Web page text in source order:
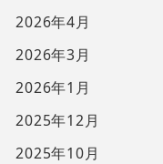
2026年4月
2026年3月
2026年1月
2025年12月
2025年10月